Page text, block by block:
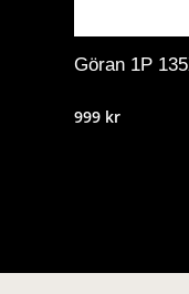
Göran 1P
999 kr